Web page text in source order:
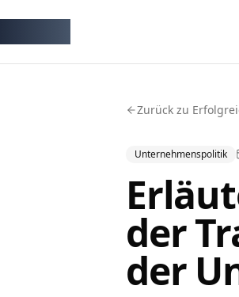
Zurück zu
Unternehmenspolitik
der
der